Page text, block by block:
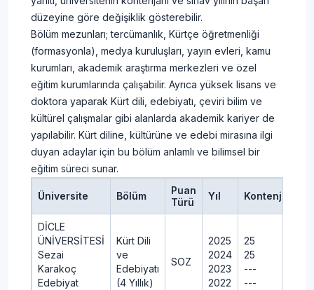
düzeyine göre değişiklik gösterebilir.
Bölüm mezunları; tercümanlık, Kürtçe öğretmenliği
(formasyonla), medya kuruluşları, yayın evleri, kamu
kurumları, akademik araştırma merkezleri ve özel
eğitim kurumlarında çalışabilir. Ayrıca yüksek lisans ve
doktora yaparak Kürt dili, edebiyatı, çeviri bilim ve
kültürel çalışmalar gibi alanlarda akademik kariyer de
yapılabilir. Kürt diline, kültürüne ve edebi mirasına ilgi
duyan adaylar için bu bölüm anlamlı ve bilimsel bir
eğitim süreci sunar.
Üniversite Bölüm
Puan
Türü
Yıl Kontenjan
DİCLE
ÜNİVERSİTESİ
Sezai
Karakoç
Edebiyat
Kürt Dili
ve
Edebiyatı
(4 Yıllık)
SOZ
2025
2024
2023
2022
25
25
---
---